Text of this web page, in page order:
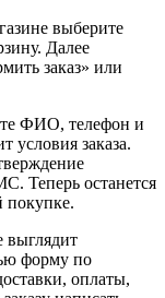
выберите
Далее
заказ» или
ФИО, телефон и
условия заказа.
Теперь останется
покупке.
выглядит
форму по
оплаты,